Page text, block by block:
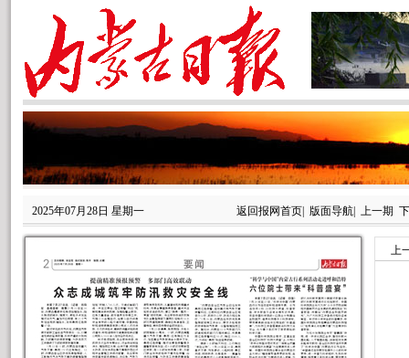
2025年07月28日 星期一 返回报网首页| 版面导航| 上一期
上